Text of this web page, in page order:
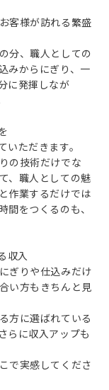
客様が訪れる繁盛
分、職人としての
みからにぎり、一
に発揮しなが
いただきます。
の技術だけでな
、職人としての魅
作業するだけでは
間をつくるのも、
収入
ぎりや仕込みだけ
い方もきちんと見
方に選ばれている
らに収入アップも
で実感してくださ